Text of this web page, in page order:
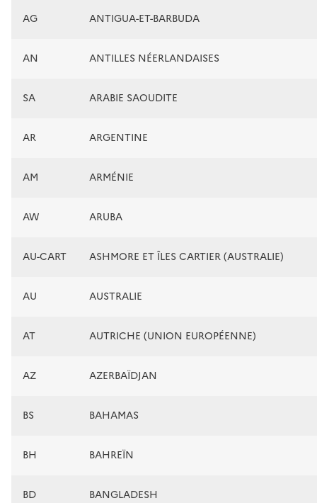
AG ANTIGUA-ET-BARBUDA
AN ANTILLES NÉERLANDAISES
SA ARABIE SAOUDITE
AR ARGENTINE
AM ARMÉNIE
AW ARUBA
AU-CART ASHMORE ET ÎLES CARTIER (AUSTRALIE)
AU AUSTRALIE
AT AUTRICHE (UNION EUROPÉENNE)
AZ AZERBAÏDJAN
BS BAHAMAS
BH BAHREÏN
BD BANGLADESH